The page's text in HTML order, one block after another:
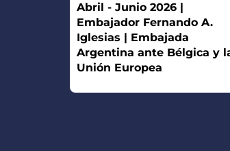
Abril - Junio 2026 |
Embajador Fernando A.
Iglesias | Embajada
Argentina ante Bélgica y
Unión Europea